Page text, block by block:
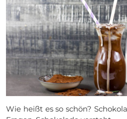
Wie heißt es so schön?